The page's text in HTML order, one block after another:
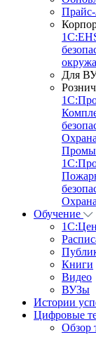
Для
Обучение
Книги
Видео
ВУЗы
Истории
Цифровые
Обзор